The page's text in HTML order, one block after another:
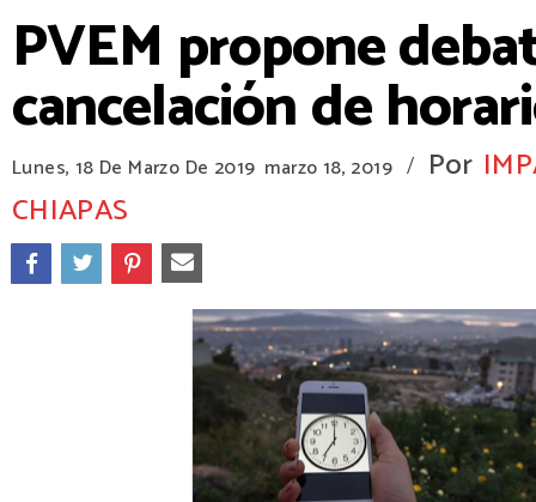
PVEM propone
cancelación de
Lunes, 18 De Marzo De 2019 marzo 18, 2019 / Por
CHIAPAS